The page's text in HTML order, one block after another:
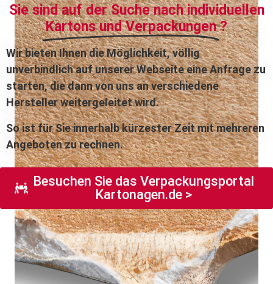
Sie sind auf der Suche nach individuellen
Kartons und Verpackungen ?
Wir bieten Ihnen die Möglichkeit, völlig
unverbindlich auf unserer Webseite eine Anfrage zu
starten, die dann von uns an verschiedene
Hersteller weitergeleitet wird.
So ist für Sie innerhalb kürzester Zeit mit mehreren
Angeboten zu rechnen.
Besuchen Sie das Verpackungsportal
Kartonagen.de >